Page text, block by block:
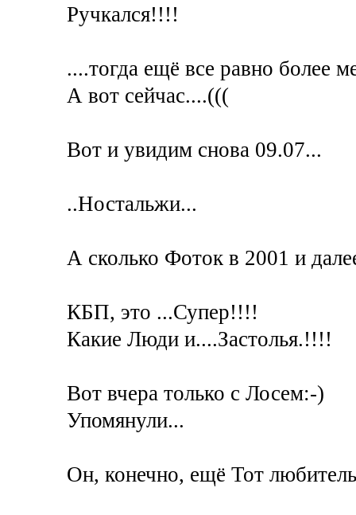
Ручкался!!!!
....тогда ещё все равно более
А вот сейчас....(((
Вот и увидим снова 09.07...
..Ностальжи...
А сколько Фоток в 2001 и
КБП, это ...Супер!!!!
Какие Люди и....Застолья.!!!!
Вот вчера только с Лосем:-)
Упомянули...
Он, конечно, ещё Тот